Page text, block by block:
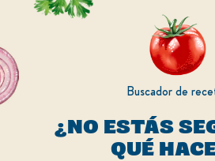
Buscador de
¿NO ESTÁS
QUÉ